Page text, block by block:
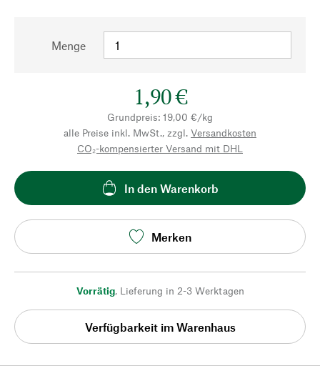
Menge
1,90 €
Grundpreis: 19,00 €/kg
alle Preise inkl. MwSt., zzgl. Versandkosten
CO₂-kompensierter Versand mit DHL
In den Warenkorb
Merken
Vorrätig, Lieferung in 2-3 Werktagen
Verfügbarkeit im Warenhaus